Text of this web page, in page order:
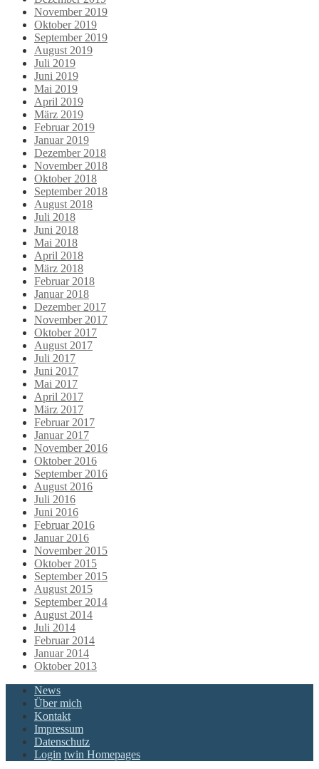
November 2019
Oktober 2019
September 2019
August 2019
Juli 2019
Juni 2019
Mai 2019
April 2019
März 2019
Februar 2019
Januar 2019
Dezember 2018
November 2018
Oktober 2018
September 2018
August 2018
Juli 2018
Juni 2018
Mai 2018
April 2018
März 2018
Februar 2018
Januar 2018
Dezember 2017
November 2017
Oktober 2017
August 2017
Juli 2017
Juni 2017
Mai 2017
April 2017
März 2017
Februar 2017
Januar 2017
November 2016
Oktober 2016
September 2016
August 2016
Juli 2016
Juni 2016
Februar 2016
Januar 2016
November 2015
Oktober 2015
September 2015
August 2015
September 2014
August 2014
Juli 2014
Februar 2014
Januar 2014
Oktober 2013
News
Über mich
Kontakt
Impressum
Datenschutz
Login twin Homepages